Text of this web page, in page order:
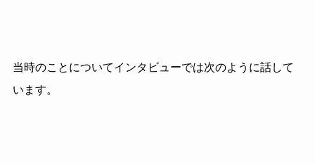
当時のことについてインタビューでは次のように話して
います。